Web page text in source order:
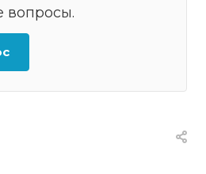
вопросы.